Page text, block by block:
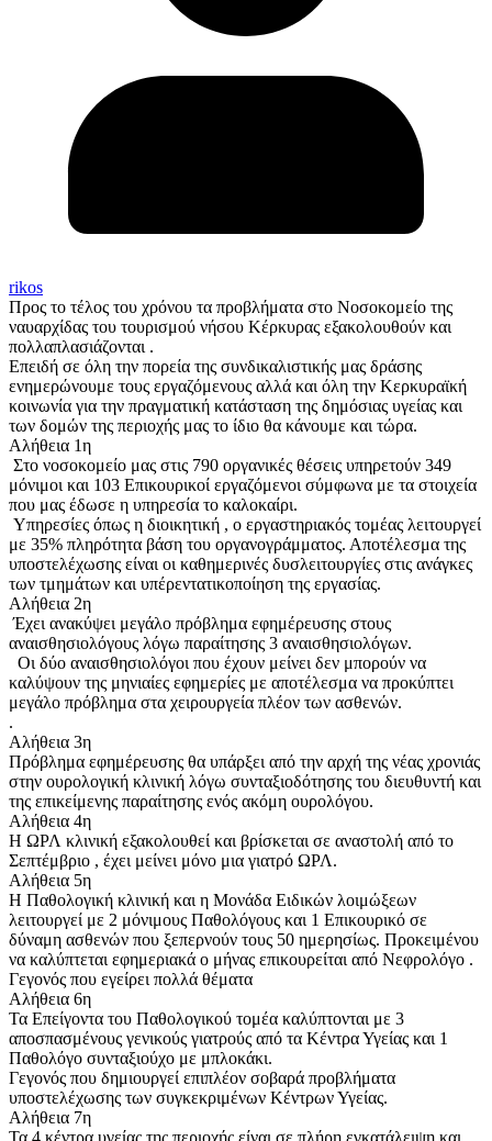
rikos
Προς το τέλος του χρόνου τα προβλήματα στο Νοσοκομείο της
ναυαρχίδας του τουρισμού νήσου Κέρκυρας εξακολουθούν και
πολλαπλασιάζονται .
Επειδή σε όλη την πορεία της συνδικαλιστικής μας δράσης
ενημερώνουμε τους εργαζόμενους αλλά και όλη την Κερκυραϊκή
κοινωνία για την πραγματική κατάσταση της δημόσιας υγείας και
των δομών της περιοχής μας το ίδιο θα κάνουμε και τώρα.
Αλήθεια 1η
Στο νοσοκομείο μας στις 790 οργανικές θέσεις υπηρετούν 349
μόνιμοι και 103 Επικουρικοί εργαζόμενοι σύμφωνα με τα στοιχεία
που μας έδωσε η υπηρεσία το καλοκαίρι.
Υπηρεσίες όπως η διοικητική , ο εργαστηριακός τομέας λειτουργεί
με 35% πληρότητα βάση του οργανογράμματος. Αποτέλεσμα της
υποστελέχωσης είναι οι καθημερινές δυσλειτουργίες στις ανάγκες
των τμημάτων και υπέρεντατικοποίηση της εργασίας.
Αλήθεια 2η
Έχει ανακύψει μεγάλο πρόβλημα εφημέρευσης στους
αναισθησιολόγους λόγω παραίτησης 3 αναισθησιολόγων.
Οι δύο αναισθησιολόγοι που έχουν μείνει δεν μπορούν να
καλύψουν της μηνιαίες εφημερίες με αποτέλεσμα να προκύπτει
μεγάλο πρόβλημα στα χειρουργεία πλέον των ασθενών.
.
Αλήθεια 3η
Πρόβλημα εφημέρευσης θα υπάρξει από την αρχή της νέας χρονιάς
στην ουρολογική κλινική λόγω συνταξιοδότησης του διευθυντή και
της επικείμενης παραίτησης ενός ακόμη ουρολόγου.
Αλήθεια 4η
Η ΩΡΛ κλινική εξακολουθεί και βρίσκεται σε αναστολή από το
Σεπτέμβριο , έχει μείνει μόνο μια γιατρό ΩΡΛ.
Αλήθεια 5η
Η Παθολογική κλινική και η Μονάδα Ειδικών λοιμώξεων
λειτουργεί με 2 μόνιμους Παθολόγους και 1 Επικουρικό σε
δύναμη ασθενών που ξεπερνούν τους 50 ημερησίως. Προκειμένου
να καλύπτεται εφημεριακά ο μήνας επικουρείται από Νεφρολόγο .
Γεγονός που εγείρει πολλά θέματα
Αλήθεια 6η
Τα Επείγοντα του Παθολογικού τομέα καλύπτονται με 3
αποσπασμένους γενικούς γιατρούς από τα Κέντρα Υγείας και 1
Παθολόγο συνταξιούχο με μπλοκάκι.
Γεγονός που δημιουργεί επιπλέον σοβαρά προβλήματα
υποστελέχωσης των συγκεκριμένων Κέντρων Υγείας.
Αλήθεια 7η